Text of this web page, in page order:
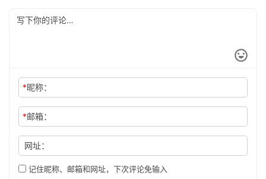
科
*昵称：
*邮箱：
网址：
记住昵称、邮箱和网址，下次评论免输入